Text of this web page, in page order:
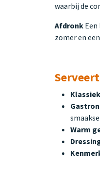
waarbij de
Afdronk
zomer en
Warm